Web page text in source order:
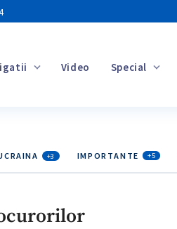
Video Special
+3 IMPORTANTE +5